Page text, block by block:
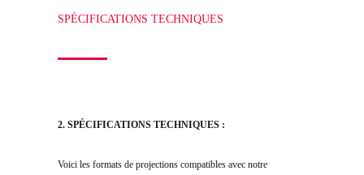
SPÉCIFICATIONS TECHNIQUES
2. SPÉCIFICATIONS TECHNIQUES :
Voici les formats de projections compatibles avec notre